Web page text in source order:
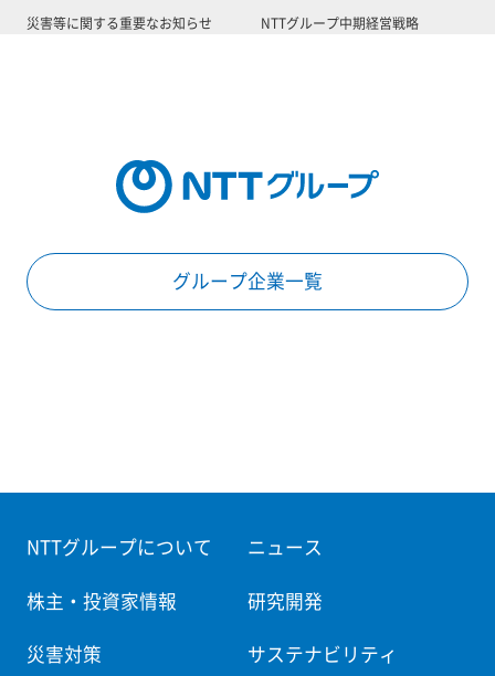
災害等に関する重要なお知らせ NTTグループ中期経営戦略
グループ企業一覧
NTTグループについて ニュース
株主・投資家情報 研究開発
災害対策 サステナビリティ